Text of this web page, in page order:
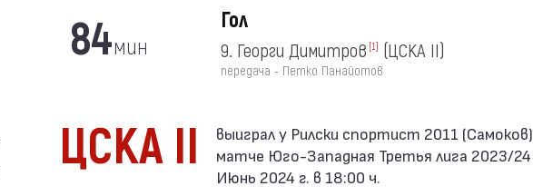
84мин
Гол
9. Георги Димитров [1] (ЦСКА II)
передача - Петко Панайотов
ЦСКА II
матче Юго-Западная Третья лига 2023/
Июнь 2024 г. в 18:00 ч.